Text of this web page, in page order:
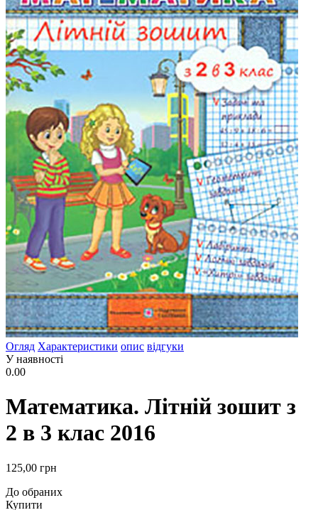
Огляд Характеристики опис відгуки
У наявності
0.00
Математика. Літній зошит з
2 в 3 клас 2016
125,00 грн
До обраних
Купити